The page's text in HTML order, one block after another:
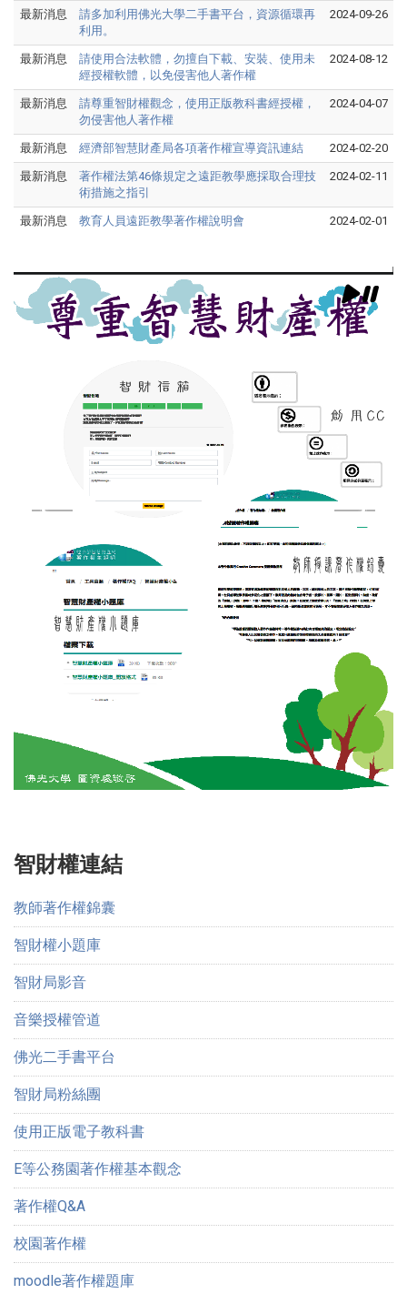
最新消息
請多加利用佛光大學二手書平台，資源循環再
利用。
2024-09-26
最新消息
請使用合法軟體，勿擅自下載、安裝、使用未
經授權軟體，以免侵害他人著作權
2024-08-12
最新消息
請尊重智財權觀念，使用正版教科書經授權，
勿侵害他人著作權
2024-04-07
最新消息 經濟部智慧財產局各項著作權宣導資訊連結 2024-02-20
最新消息
著作權法第46條規定之遠距教學應採取合理技
術措施之指引
2024-02-11
最新消息 教育人員遠距教學著作權說明會 2024-02-01
智財權連結
教師著作權錦囊
智財權小題庫
智財局影音
音樂授權管道
佛光二手書平台
智財局粉絲團
使用正版電子教科書
E等公務園著作權基本觀念
著作權Q&A
校園著作權
moodle著作權題庫